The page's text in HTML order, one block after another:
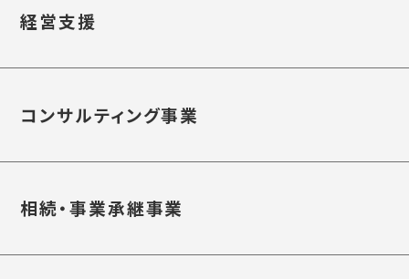
経営支援
コンサルティング事業
相続・事業承継事業